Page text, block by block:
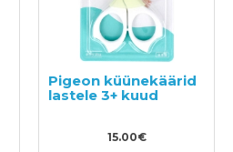
Pigeon küünekäärid
lastele 3+ kuud
15.00€